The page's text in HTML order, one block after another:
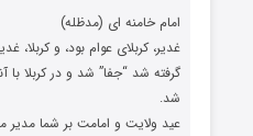
امام خامنه ای (مدظله)
غدیر، کربلای عوام بود، و
گرفته شد “جفا” شد و در کربلا با
شد.
عید ولایت و امامت بر شما مدیر